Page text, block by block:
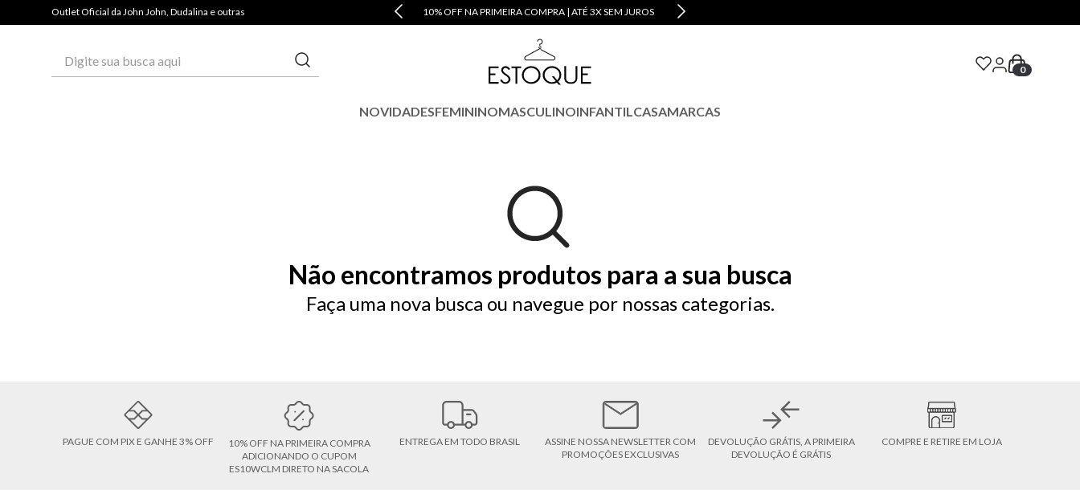
Outlet Oficial da John John, Dudalina e outrasPAGUE COM PIX E GANHE 3% OFF* 10% OFF NA PRIMEIRA COMPRA | ATÉ 3X SEM JUROS
0
NOVIDADESFEMININOMASCULINOINFANTILCASAMARCAS
Não encontramos produtos para a sua busca
Faça uma nova busca ou navegue por nossas categorias.
PAGUE COM PIX E GANHE 3% OFF
10% OFF NA PRIMEIRA COMPRA
ADICIONANDO O CUPOM
ES10WCLM DIRETO NA SACOLA
ENTREGA EM TODO BRASIL
ASSINE NOSSA NEWSLETTER COM
PROMOÇÕES EXCLUSIVAS
DEVOLUÇÃO GRÁTIS, A PRIMEIRA
DEVOLUÇÃO É GRÁTIS
COMPRE E RETIRE EM LOJA